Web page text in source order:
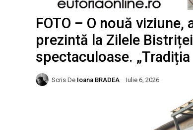
FOTO – O nouă
prezintă la Zilele
spectaculoase.
Scris De Ioana BRADEA Iulie 6, 2026